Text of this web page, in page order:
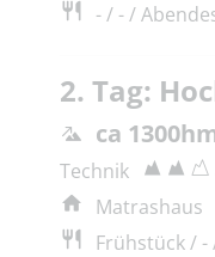
- / - /
2. Tag:
ca
Technik
Matrashaus
Frühstück / -